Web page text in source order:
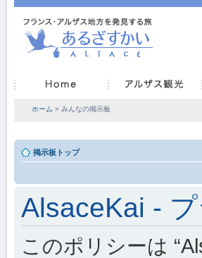
ホーム > みんなの掲示板
掲示板トップ
AlsaceKai -
このポリシーは